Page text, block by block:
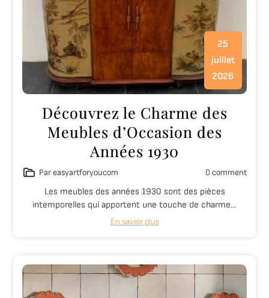
25
juillet
2026
Découvrez le Charme des
Meubles d’Occasion des
Années 1930
Par easyartforyoucom 0 comment
Les meubles des années 1930 sont des pièces
intemporelles qui apportent une touche de charme…
En savoir plus